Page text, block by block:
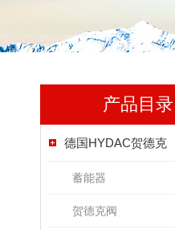
产品目录
德国HYDAC贺德克
蓄能器
贺德克阀